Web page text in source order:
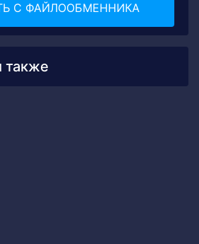
С ФАЙЛООБМЕННИКА
также